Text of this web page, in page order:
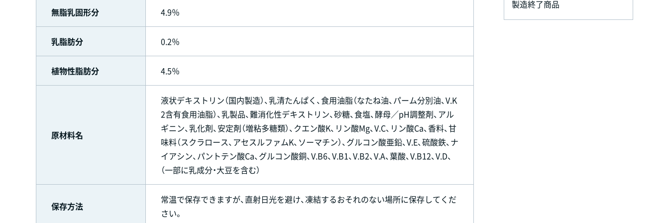
無脂乳固形分 4.9％
乳脂肪分 0.2％
植物性脂肪分 4.5％
原材料名
液状デキストリン（国内製造）、乳清たんぱく、食用油脂（なたね油、パーム分別油、V.K
2含有食用油脂）、乳製品、難消化性デキストリン、砂糖、食塩、酵母／pH調整剤、アル
ギニン、乳化剤、安定剤（増粘多糖類）、クエン酸K、リン酸Mg、V.C、リン酸Ca、香料、甘
味料（スクラロース、アセスルファムK、ソーマチン）、グルコン酸亜鉛、V.E、硫酸鉄、ナ
イアシン、パントテン酸Ca、グルコン酸銅、V.B6、V.B1、V.B2、V.A、葉酸、V.B12、V.D、
（一部に乳成分・大豆を含む）
保存方法
常温で保存できますが、直射日光を避け、凍結するおそれのない場所に保存してくだ
さい。
製造終了商品